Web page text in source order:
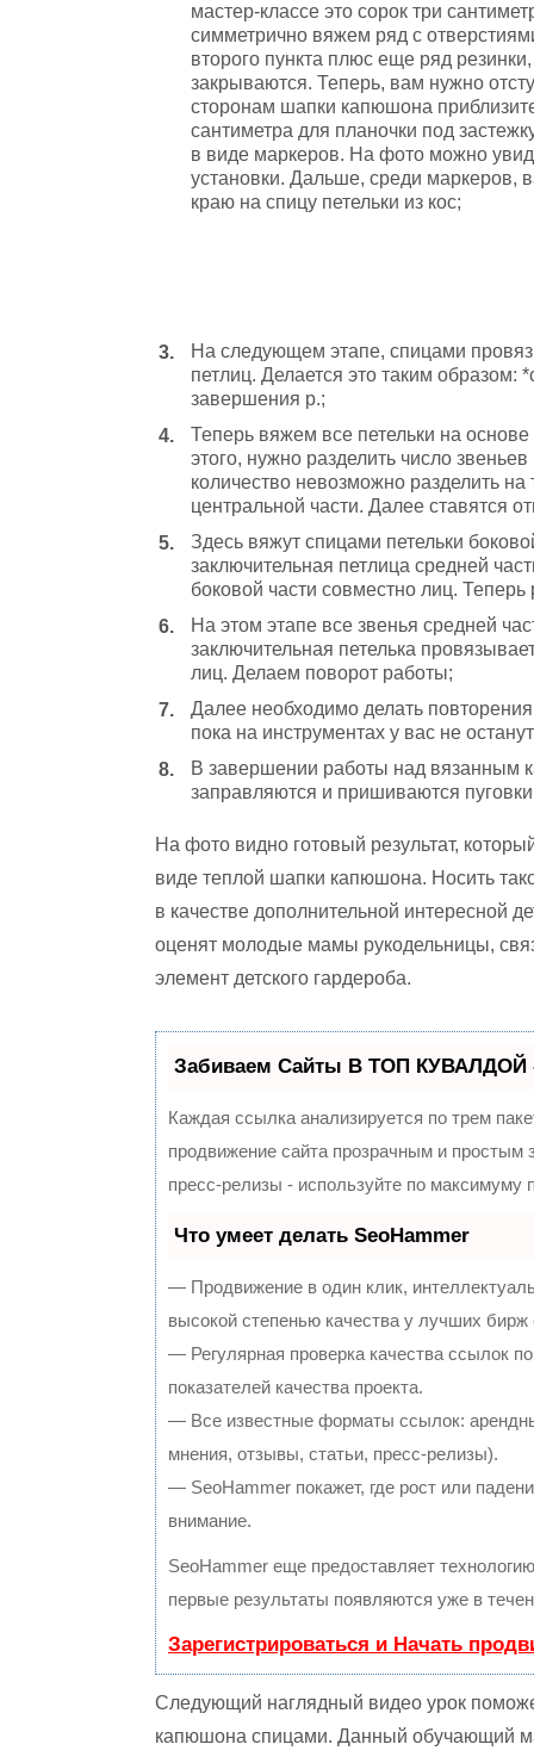
мастер-классе это сорок три
симметрично вяжем ряд с
второго пункта плюс еще ряд резинки,
закрываются. Теперь, вам нужно
сторонам шапки капюшона
сантиметра для планочки под
в виде маркеров. На фото можно
установки. Дальше, среди маркеров,
краю на спицу петельки из кос;
На следующем этапе, спицами
петлиц. Делается это таким образом:
завершения р.;
Теперь вяжем все петельки на
этого, нужно разделить число
количество невозможно разделить
центральной части. Далее ставятся
Здесь вяжут спицами петельки
заключительная петлица средней
боковой части совместно лиц. Теперь
На этом этапе все звенья средней
заключительная петелька
лиц. Делаем поворот работы;
Далее необходимо делать
пока на инструментах у вас не
В завершении работы над вязанным
заправляются и пришиваются
На фото видно готовый результат,
виде теплой шапки капюшона. Носить
в качестве дополнительной интересной
оценят молодые мамы рукодельницы,
элемент детского гардероба.
Забиваем Сайты В ТОП КУВАЛДОЙ -
Каждая ссылка анализируется по трем
продвижение сайта прозрачным и
пресс-релизы - используйте по
Что умеет делать SeoHammer
— Продвижение в один клик,
высокой степенью качества у лучших бирж
— Регулярная проверка качества ссылок
показателей качества проекта.
— Все известные форматы ссылок:
мнения, отзывы, статьи, пресс-релизы).
— SeoHammer покажет, где рост или
внимание.
SeoHammer еще предоставляет
первые результаты появляются уже в
Зарегистрироваться и Начать
Следующий наглядный видео урок
капюшона спицами. Данный обучающий